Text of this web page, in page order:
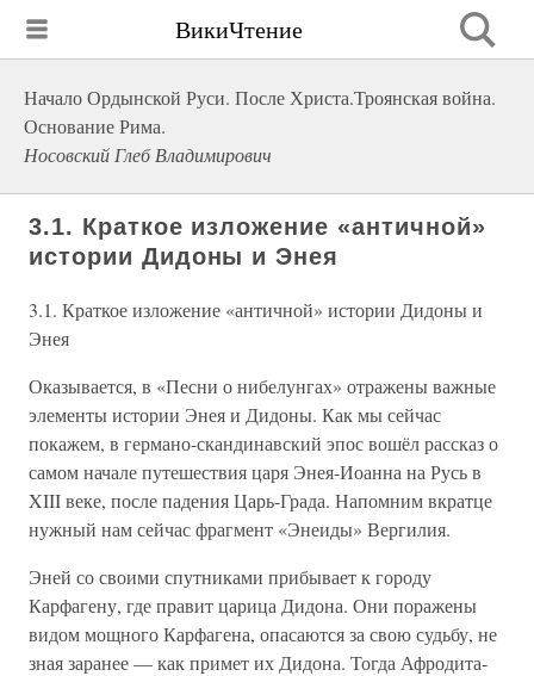
ВикиЧтение
Начало Ордынской Руси. После Христа.Троянская война.
Основание Рима.
Носовский Глеб Владимирович
3.1. Краткое изложение «античной»
истории Дидоны и Энея
3.1. Краткое изложение «античной» истории Дидоны и
Энея
Оказывается, в «Песни о нибелунгах» отражены важные
элементы истории Энея и Дидоны. Как мы сейчас
покажем, в германо-скандинавский эпос вошёл рассказ о
самом начале путешествия царя Энея-Иоанна на Русь в
XIII веке, после падения Царь-Града. Напомним вкратце
нужный нам сейчас фрагмент «Энеиды» Вергилия.
Эней со своими спутниками прибывает к городу
Карфагену, где правит царица Дидона. Они поражены
видом мощного Карфагена, опасаются за свою судьбу, не
зная заранее — как примет их Дидона. Тогда Афродита-